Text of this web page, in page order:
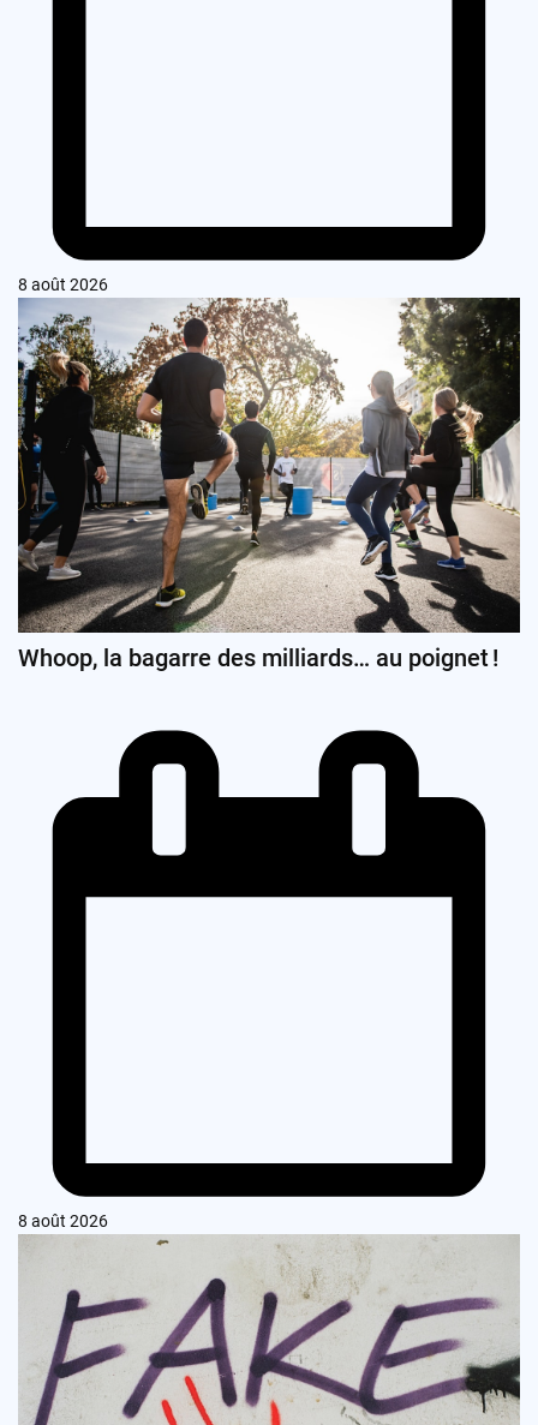
8 août 2026
Whoop, la bagarre des milliards… au poignet !
8 août 2026